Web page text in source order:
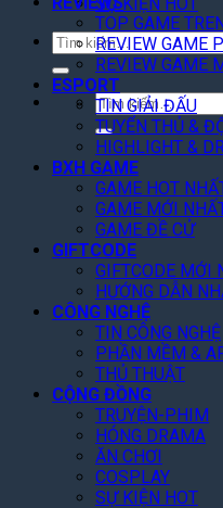
Tìm
kiếm:
Tìm
kiếm:
TOP GAME
REVIEW GAME
REVIEW GAME
ESPORT
TIN GIẢI ĐẤU
TUYỂN THỦ &
HIGHLIGHT &
BXH GAME
GAME HOT
GAME MỚI
GAME ĐỀ CỬ
GIFTCODE
GIFTCODE MỚI
HƯỚNG DẪN
CÔNG NGHỆ
TIN CÔNG NGHỆ
PHẦN MỀM &
THỦ THUẬT
CỘNG ĐỒNG
TRUYỆN-PHIM
HÓNG DRAMA
ĂN CHƠI
COSPLAY
SỰ KIỆN HOT